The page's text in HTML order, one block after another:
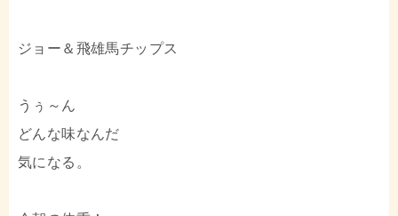
ジョー＆飛雄馬チップス
うぅ～ん
どんな味なんだ
気になる。